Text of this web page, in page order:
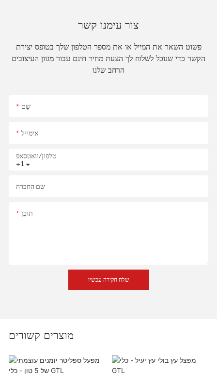
צור עימנו קשר
פשוט השאר את המייל או את מספר הטלפון שלך בטופס יצירת
הקשר כדי שנוכל לשלוח לך הצעת מחיר חינם עבור מגוון העיצובים
הרחב שלנו
שֵׁם
אימייל
+1
טלפון/וואטסאפ
שם החברה
תוֹכֶן
שלח חקירה עכשיו
מוצרים קשורים